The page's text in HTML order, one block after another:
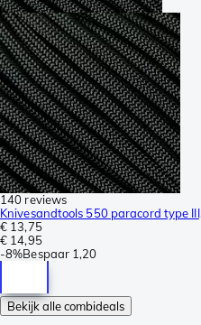
140 reviews
Knivesandtools 550 paracord type
€ 13,75
€ 14,95
-8%Bespaar 1,20
Bekijk alle combideals